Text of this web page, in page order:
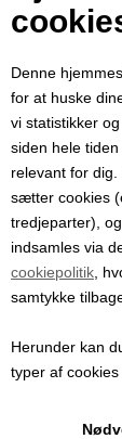
Denne
for at huske
vi statistikker
siden hele
relevant for
sætter cookies
tredjeparter),
indsamles via
cookiepolitik ,
samtykke
Herunder kan
typer af
Modtager e-mail
Besked